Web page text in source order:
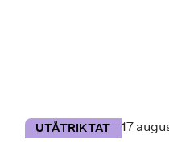
UTÅTRIKTAT 17